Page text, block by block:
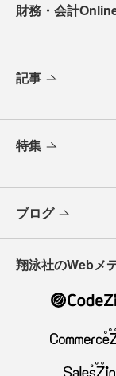
財務・会計
記事
特集
ブログ
翔泳社のWebメ